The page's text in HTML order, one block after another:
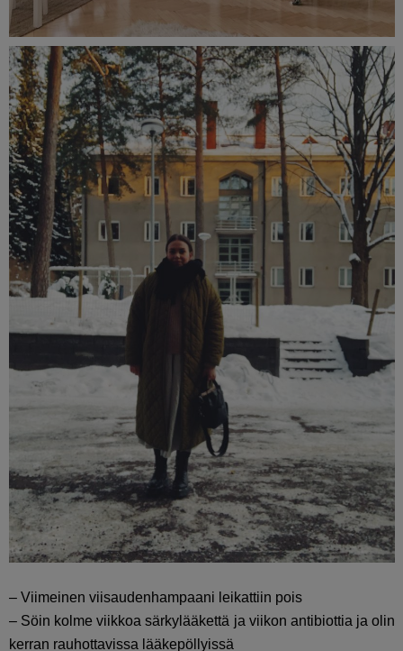
– Viimeinen viisaudenhampaani leikattiin pois
– Söin kolme viikkoa särkylääkettä ja viikon antibiottia ja olin
kerran rauhottavissa lääkepöllyissä